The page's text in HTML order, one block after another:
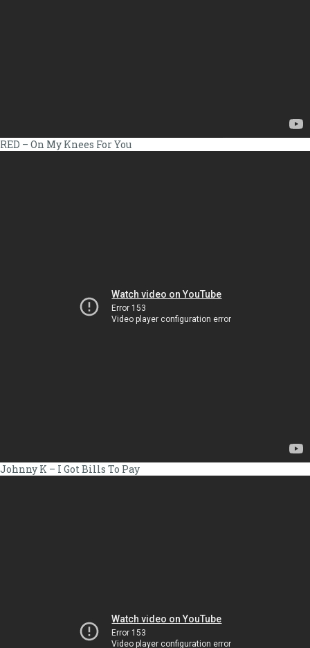
RED – On My Knees For You
Johnny K – I Got Bills To Pay